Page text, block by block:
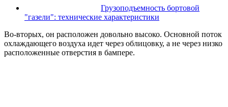
Грузоподъемность бортовой
"газели": технические характеристики
Во-вторых, он расположен довольно высоко. Основной поток
охлаждающего воздуха идет через облицовку, а не через низко
расположенные отверстия в бампере.